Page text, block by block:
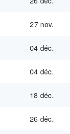
27 nov.
04 déc.
04 déc.
18 déc.
26 déc.